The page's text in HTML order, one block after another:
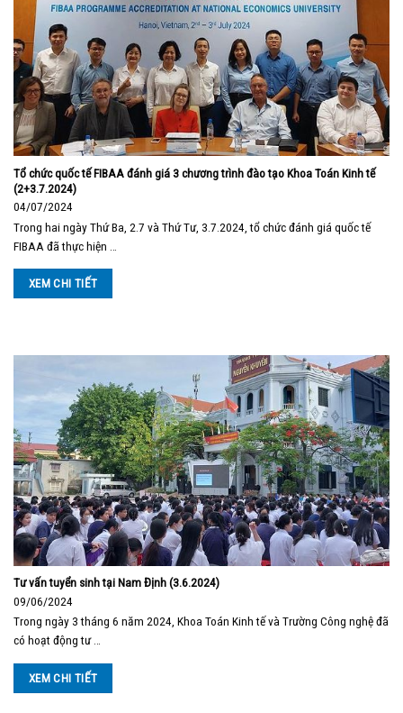
Tổ chức quốc tế FIBAA đánh giá 3 chương trình đào tạo Khoa Toán Kinh tế
(2+3.7.2024)
04/07/2024
Trong hai ngày Thứ Ba, 2.7 và Thứ Tư, 3.7.2024, tổ chức đánh giá quốc tế
FIBAA đã thực hiện …
XEM CHI TIẾT
Tư vấn tuyển sinh tại Nam Định (3.6.2024)
09/06/2024
Trong ngày 3 tháng 6 năm 2024, Khoa Toán Kinh tế và Trường Công nghệ đã
có hoạt động tư …
XEM CHI TIẾT